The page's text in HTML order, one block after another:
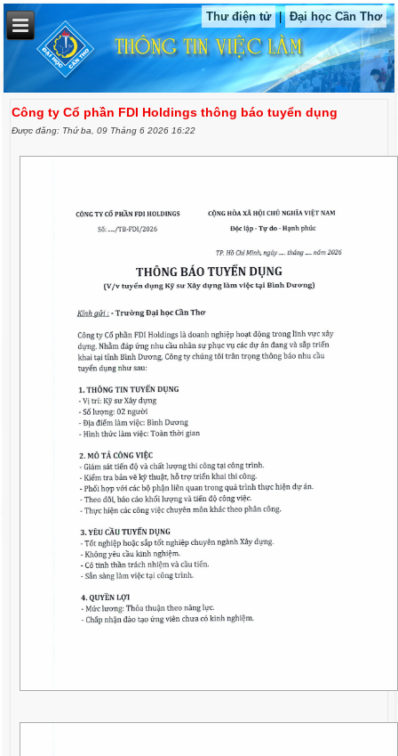
Thư điện tử | Đại học Cần Thơ
Công ty Cổ phần FDI Holdings thông báo tuyển dụng
Được đăng: Thứ ba, 09 Tháng 6 2026 16:22